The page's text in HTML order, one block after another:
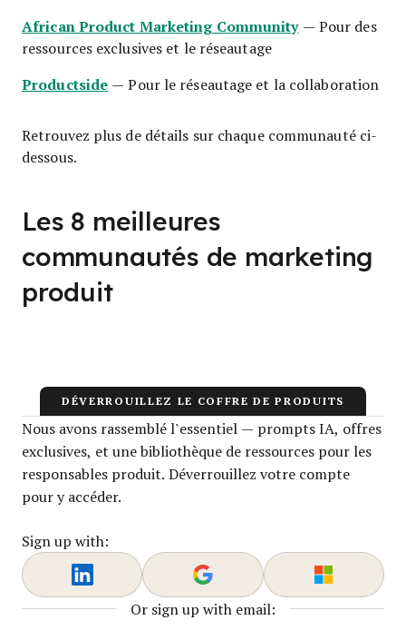
African Product Marketing Community— Pour des
ressources exclusives et le réseautage
Productside — Pour le réseautage et la collaboration
Retrouvez plus de détails sur chaque communauté ci-
dessous.
Les 8 meilleures
communautés de marketing
produit
DÉVERROUILLEZ LE COFFRE DE PRODUITS
Nous avons rassemblé l’essentiel — prompts IA, offres
exclusives, et une bibliothèque de ressources pour les
responsables produit. Déverrouillez votre compte
pour y accéder.
Sign up with:
Or sign up with email: